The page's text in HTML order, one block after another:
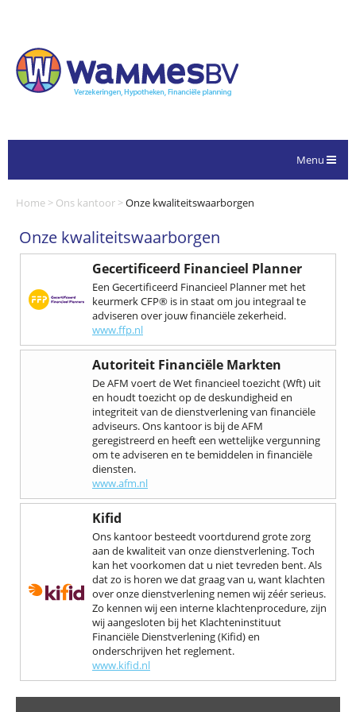
Menu
Home > Ons kantoor >Onze kwaliteitswaarborgen
Onze kwaliteitswaarborgen
Gecertificeerd Financieel Planner
Een Gecertificeerd Financieel Planner met het
keurmerk CFP® is in staat om jou integraal te
adviseren over jouw financiële zekerheid.
www.ffp.nl
Autoriteit Financiële Markten
De AFM voert de Wet financieel toezicht (Wft) uit
en houdt toezicht op de deskundigheid en
integriteit van de dienstverlening van financiële
adviseurs. Ons kantoor is bij de AFM
geregistreerd en heeft een wettelijke vergunning
om te adviseren en te bemiddelen in financiële
diensten.
www.afm.nl
Kifid
Ons kantoor besteedt voortdurend grote zorg
aan de kwaliteit van onze dienstverlening. Toch
kan het voorkomen dat u niet tevreden bent. Als
dat zo is horen we dat graag van u, want klachten
over onze dienstverlening nemen wij zéér serieus.
Zo kennen wij een interne klachtenprocedure, zijn
wij aangesloten bij het Klachteninstituut
Financiële Dienstverlening (Kifid) en
onderschrijven het reglement.
www.kifid.nl